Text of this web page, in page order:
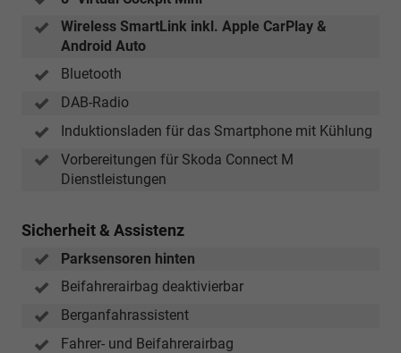
Wireless SmartLink inkl. Apple CarPlay &
Android Auto
Bluetooth
DAB-Radio
Induktionsladen für das Smartphone mit Kühlung
Vorbereitungen für Skoda Connect M
Dienstleistungen
Sicherheit & Assistenz
Parksensoren hinten
Beifahrerairbag deaktivierbar
Berganfahrassistent
Fahrer- und Beifahrerairbag